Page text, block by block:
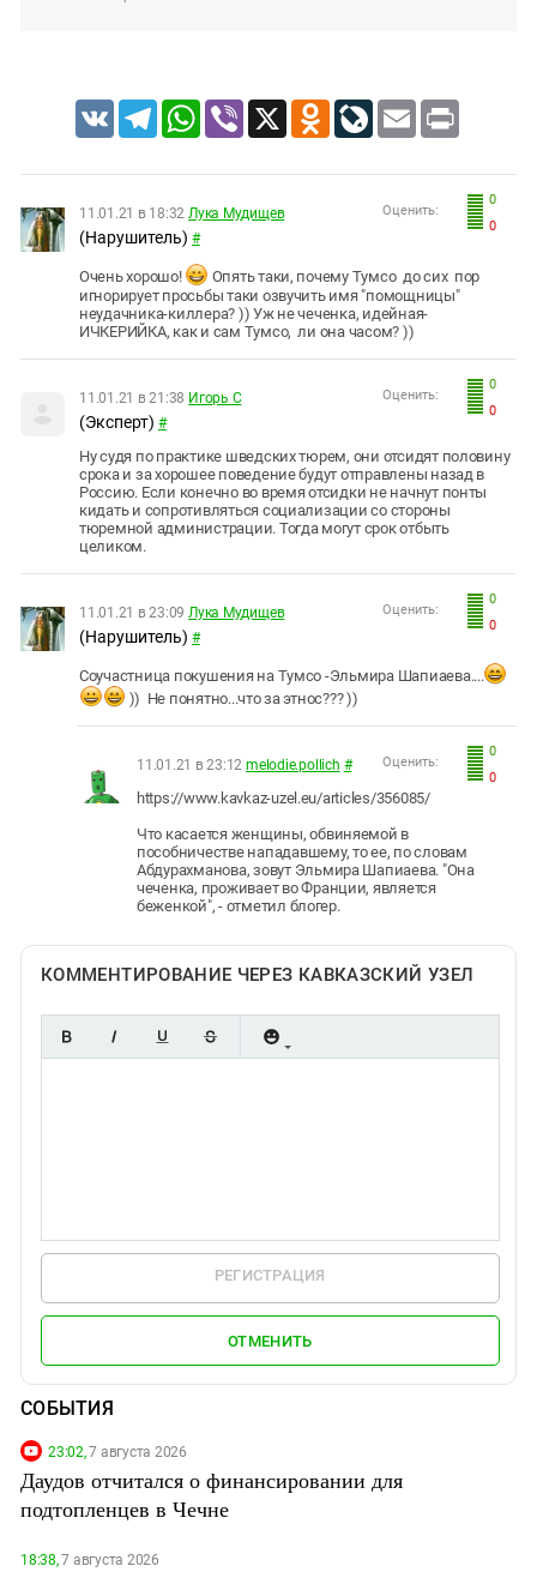
VK TelegramWhatsApp
Viber X Odnoklassniki
LiveJournal
Email Print
0
0
Оценить:
11.01.21 в 18:32 Лука Мудищев
(Нарушитель) #
Очень хорошо!
Опять таки, почему Тумсо до сих пор
игнорирует просьбы таки озвучить имя "помощницы"
неудачника-киллера? )) Уж не чеченка, идейная-
ИЧКЕРИЙКА, как и сам Тумсо, ли она часом? ))
0
0
Оценить:
11.01.21 в 21:38 Игорь С
(Эксперт) #
Ну судя по практике шведских тюрем, они отсидят половину
срока и за хорошее поведение будут отправлены назад в
Россию. Если конечно во время отсидки не начнут понты
кидать и сопротивляться социализации со стороны
тюремной администрации. Тогда могут срок отбыть
целиком.
0
0
Оценить:
11.01.21 в 23:09 Лука Мудищев
(Нарушитель) #
Соучастница покушения на Тумсо -Эльмира Шапиаева....
)) Не понятно...что за этнос??? ))
0
0
Оценить:
11.01.21 в 23:12 melodie.pollich #
https://www.kavkaz-uzel.eu/articles/356085/
Что касается женщины, обвиняемой в
пособничестве нападавшему, то ее, по словам
Абдурахманова, зовут Эльмира Шапиаева. "Она
чеченка, проживает во Франции, является
беженкой", - отметил блогер.
КОММЕНТИРОВАНИЕ ЧЕРЕЗ КАВКАЗСКИЙ УЗЕЛ
РЕГИСТРАЦИЯ
ОТМЕНИТЬ
СОБЫТИЯ
23:02,7 августа 2026
Даудов отчитался о финансировании для
подтопленцев в Чечне
18:38,7 августа 2026